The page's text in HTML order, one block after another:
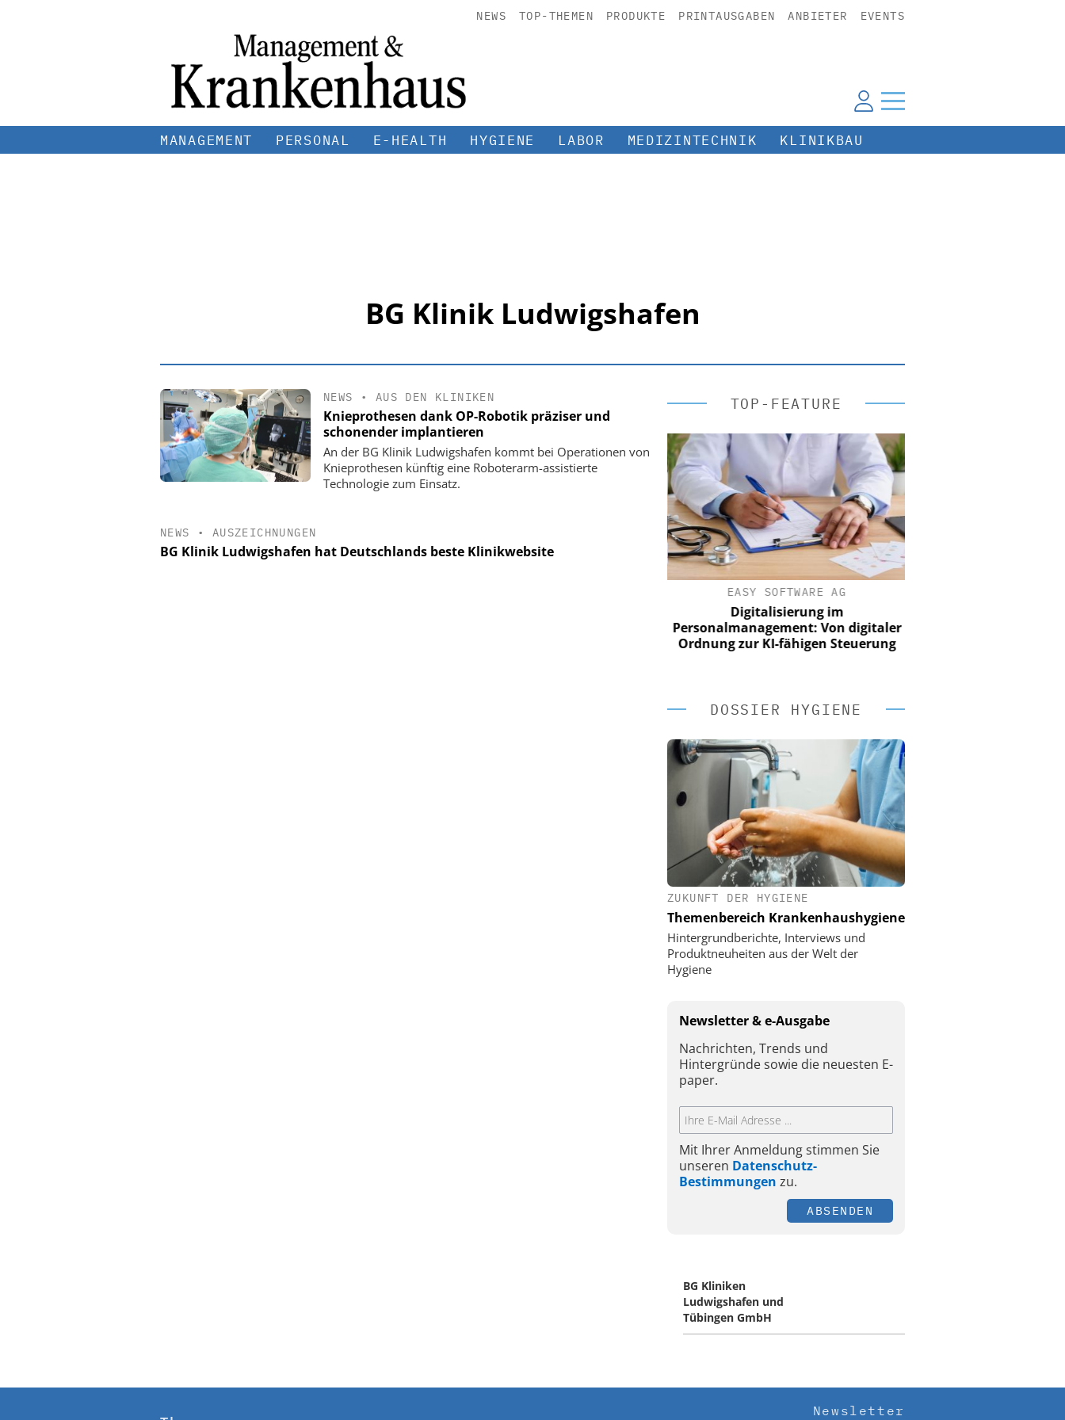
NEWS TOP-THEMEN PRODUKTE PRINTAUSGABEN ANBIETER EVENTS
MANAGEMENT PERSONAL E-HEALTH HYGIENE LABOR MEDIZINTECHNIK KLINIKBAU
BG Klinik Ludwigshafen
NEWS • AUS DEN KLINIKEN
Knieprothesen dank OP-Robotik präziser und
schonender implantieren
An der BG Klinik Ludwigshafen kommt bei Operationen von
Knieprothesen künftig eine Roboterarm-assistierte
Technologie zum Einsatz.
NEWS • AUSZEICHNUNGEN
BG Klinik Ludwigshafen hat Deutschlands beste Klinikwebsite
TOP-FEATURE
EASY SOFTWARE AG
Digitalisierung im
Personalmanagement: Von digitaler
Ordnung zur KI-fähigen Steuerung
DOSSIER HYGIENE
ZUKUNFT DER HYGIENE
Themenbereich Krankenhaushygiene
Hintergrundberichte, Interviews und
Produktneuheiten aus der Welt der
Hygiene
Newsletter & e-Ausgabe
Nachrichten, Trends und
Hintergründe sowie die neuesten E-
paper.
Mit Ihrer Anmeldung stimmen Sie
unseren Datenschutz-
Bestimmungen zu.
ABSENDEN
BG Kliniken
Ludwigshafen und
Tübingen GmbH
Newsletter